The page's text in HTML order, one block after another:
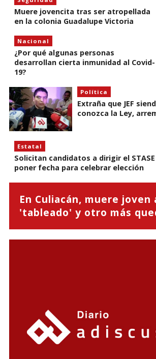
Muere jovencita tras ser atropellada
en la colonia Guadalupe Victoria
Nacional
¿Por qué algunas personas
desarrollan cierta inmunidad al Covid-
19?
Política
Extraña que JEF
conozca la Ley,
Estatal
Solicitan candidatos a dirigir el STASE
poner fecha para celebrar elección
En Culiacán, muere joven
'tableado' y otro más